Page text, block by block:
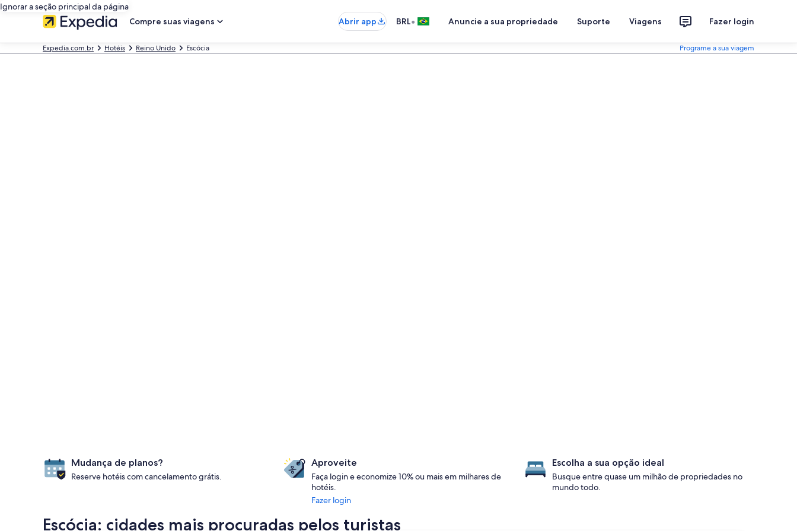
Ignorar a seção principal da página
Compre suas viagens
Abrir app BRL• Anuncie a sua propriedade Suporte Viagens Fazer login
Expedia.com.br Hotéis Reino Unido Escócia Programe a sua viagem
Mudança de planos?
Reserve hotéis com cancelamento grátis.
Aproveite
Faça login e economize 10% ou mais em milhares de
hotéis.
Fazer login
Escolha a sua opção ideal
Busque entre quase um milhão de propriedades no
mundo todo.
Escócia: cidades mais procuradas pelos turistas